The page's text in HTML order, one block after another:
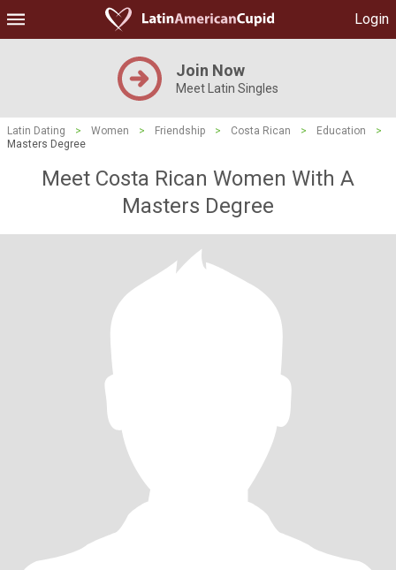
Login
Join Now
Meet Latin Singles
Latin Dating > Women > Friendship > Costa Rican > Education
>
Masters Degree
Meet Costa Rican Women With A
Masters Degree